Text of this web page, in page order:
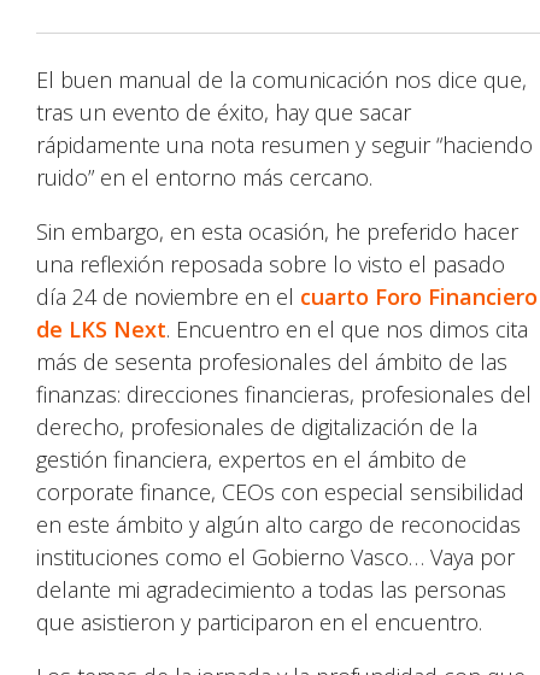
El buen manual de la comunicación nos dice que,
tras un evento de éxito, hay que sacar
rápidamente una nota resumen y seguir “haciendo
ruido” en el entorno más cercano.
Sin embargo, en esta ocasión, he preferido hacer
una reflexión reposada sobre lo visto el pasado
día 24 de noviembre en el cuarto Foro Financiero
de LKS Next. Encuentro en el que nos dimos cita
más de sesenta profesionales del ámbito de las
finanzas: direcciones financieras, profesionales del
derecho, profesionales de digitalización de la
gestión financiera, expertos en el ámbito de
corporate finance, CEOs con especial sensibilidad
en este ámbito y algún alto cargo de reconocidas
instituciones como el Gobierno Vasco… Vaya por
delante mi agradecimiento a todas las personas
que asistieron y participaron en el encuentro.